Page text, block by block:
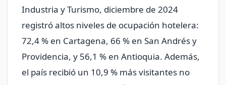
Industria y Turismo, diciembre de 2024
registró altos niveles de ocupación hotelera:
72,4 % en Cartagena, 66 % en San Andrés y
Providencia, y 56,1 % en Antioquia. Además,
el país recibió un 10,9 % más visitantes no